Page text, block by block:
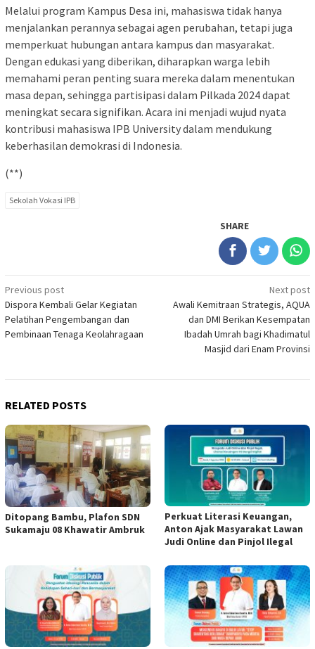
Melalui program Kampus Desa ini, mahasiswa tidak hanya
menjalankan perannya sebagai agen perubahan, tetapi juga
memperkuat hubungan antara kampus dan masyarakat.
Dengan edukasi yang diberikan, diharapkan warga lebih
memahami peran penting suara mereka dalam menentukan
masa depan, sehingga partisipasi dalam Pilkada 2024 dapat
meningkat secara signifikan. Acara ini menjadi wujud nyata
kontribusi mahasiswa IPB University dalam mendukung
keberhasilan demokrasi di Indonesia.
(**)
Sekolah Vokasi IPB
SHARE
Post
navigation
Previous post
Dispora Kembali Gelar Kegiatan
Pelatihan Pengembangan dan
Pembinaan Tenaga Keolahragaan
Next post
Awali Kemitraan Strategis, AQUA
dan DMI Berikan Kesempatan
Ibadah Umrah bagi Khadimatul
Masjid dari Enam Provinsi
RELATED POSTS
Ditopang Bambu, Plafon SDN
Sukamaju 08 Khawatir Ambruk
Perkuat Literasi Keuangan,
Anton Ajak Masyarakat Lawan
Judi Online dan Pinjol Ilegal